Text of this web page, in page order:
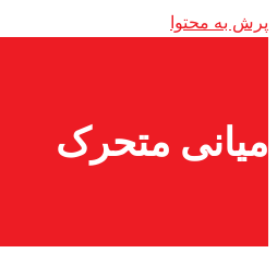
پرش به محتوا
میانی متحرک